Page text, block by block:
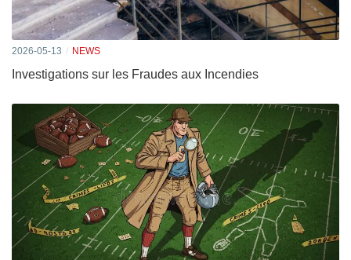
2026-05-13 NEWS
Investigations sur les Fraudes aux Incendies